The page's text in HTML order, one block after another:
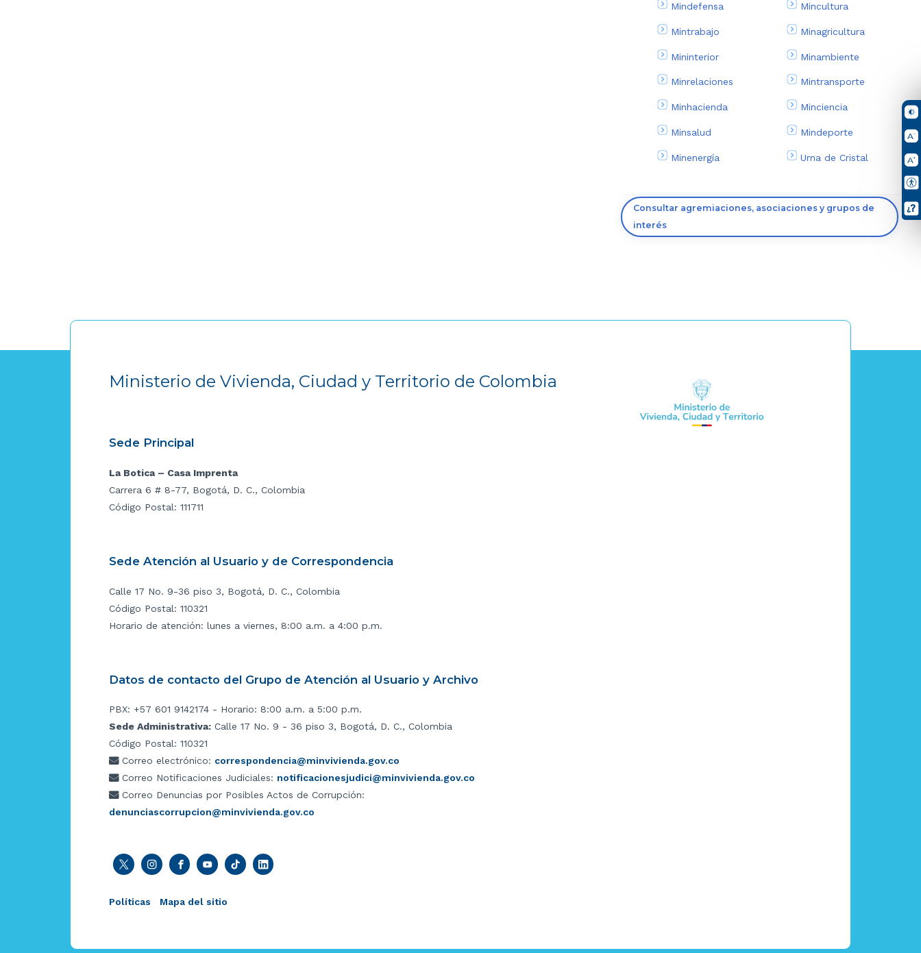
Mindefensa
Mintrabajo
Mininterior
Minrelaciones
Minhacienda
Minsalud
Minenergía
Mincultura
Minagricultura
Minambiente
Mintransporte
Minciencia
Mindeporte
Urna de Cristal
Consultar agremiaciones, asociaciones y grupos de
interés
Ministerio de Vivienda, Ciudad y Territorio de Colombia
Sede Principal
La Botica – Casa Imprenta
Carrera 6 # 8-77, Bogotá, D. C., Colombia
Código Postal: 111711
Sede Atención al Usuario y de Correspondencia
Calle 17 No. 9-36 piso 3, Bogotá, D. C., Colombia
Código Postal: 110321
Horario de atención: lunes a viernes, 8:00 a.m. a 4:00 p.m.
Datos de contacto del Grupo de Atención al Usuario y Archivo
PBX: +57 601 9142174 - Horario: 8:00 a.m. a 5:00 p.m.
Sede Administrativa: Calle 17 No. 9 - 36 piso 3, Bogotá, D. C., Colombia
Código Postal: 110321
Correo electrónico: correspondencia@minvivienda.gov.co
Correo Notificaciones Judiciales: notificacionesjudici@minvivienda.gov.co
Correo Denuncias por Posibles Actos de Corrupción:
denunciascorrupcion@minvivienda.gov.co
Políticas Mapa del sitio